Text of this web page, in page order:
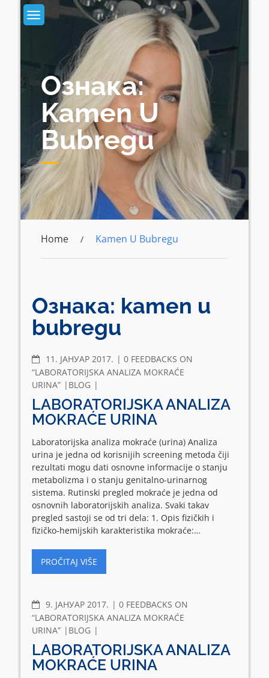
Skip
to
Ознака:
Kamen U
Bubregu
Home Kamen U Bubregu
Ознака: kamen u
bubregu
11. ЈАНУАР 2017. COMMENTS
0 FEEDBACKS ON
“LABORATORIJSKA ANALIZA MOKRAĆE
URINA”
BLOG
LABORATORIJSKA ANALIZA
MOKRAĆE URINA
Laboratorijska analiza mokraće (urina) Analiza
urina je jedna od korisnijih screening metoda čiji
rezultati mogu dati osnovne informacije o stanju
metabolizma i o stanju genitalno-urinarnog
sistema. Rutinski pregled mokraće je jedna od
osnovnih laboratorijskih analiza. Svaki takav
pregled sastoji se od tri dela: 1. Opis fizičkih i
fizičko-hemijskih karakteristika mokraće:…
PROČITAJ VIŠE
9. ЈАНУАР 2017. COMMENTS
0 FEEDBACKS ON
“LABORATORIJSKA ANALIZA MOKRAĆE
URINA”
BLOG
LABORATORIJSKA ANALIZA
MOKRAĆE URINA